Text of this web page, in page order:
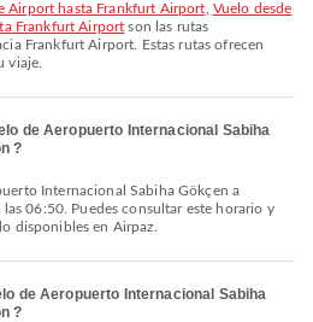
Airport hasta Frankfurt Airport Vuelo desde
Frankfurt Airport son las rutas
Frankfurt Airport. Estas rutas ofrecen
viaje.
de Aeropuerto Internacional Sabiha
?
06:50. Puedes consultar este horario y
disponibles en Airpaz.
de Aeropuerto Internacional Sabiha
?